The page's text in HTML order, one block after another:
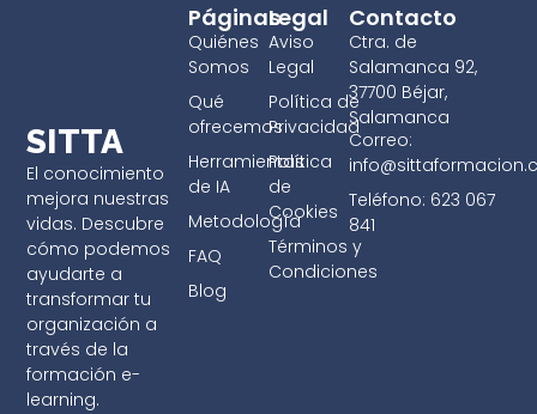
SITTA
El conocimiento
mejora nuestras
vidas. Descubre
cómo podemos
ayudarte a
transformar tu
organización a
través de la
formación e-
learning.
Legal
Aviso
Legal
Política de
Privacidad
Política
de
Cookies
Términos y
Condiciones
Páginas
Quiénes
Somos
Qué
ofrecemos
Herramientas
de IA
Metodología
FAQ
Blog
Contacto
Ctra. de
Salamanca 92,
37700 Béjar,
Salamanca
Correo:
Teléfono: 623 067
841